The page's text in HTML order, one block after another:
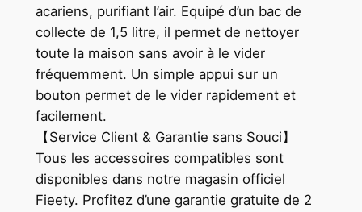
acariens, purifiant l’air. Equipé d’un bac de
collecte de 1,5 litre, il permet de nettoyer
toute la maison sans avoir à le vider
fréquemment. Un simple appui sur un
bouton permet de le vider rapidement et
facilement.
【Service Client & Garantie sans Souci】
Tous les accessoires compatibles sont
disponibles dans notre magasin officiel
Fieety. Profitez d’une garantie gratuite de 2